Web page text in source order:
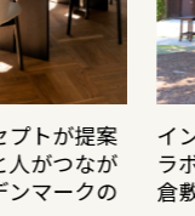
プトが提案
人がつなが
ンマークの
イ
ラ
倉